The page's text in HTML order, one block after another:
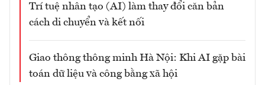
Trí tuệ nhân tạo (AI) làm thay đổi căn bản
cách di chuyển và kết nối
Giao thông thông minh Hà Nội: Khi AI gặp bài
toán dữ liệu và công bằng xã hội